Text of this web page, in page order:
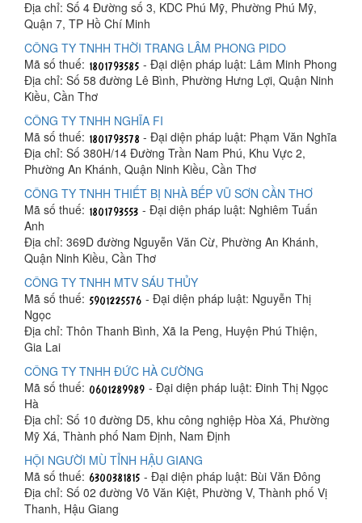
Địa chỉ: Số 4 Đường số 3, KDC Phú Mỹ, Phường Phú Mỹ,
Quận 7, TP Hồ Chí Minh
CÔNG TY TNHH THỜI TRANG LÂM PHONG PIDO
Mã số thuế:
- Đại diện pháp luật: Lâm Minh Phong
Địa chỉ: Số 58 đường Lê Bình, Phường Hưng Lợi, Quận Ninh
Kiều, Cần Thơ
CÔNG TY TNHH NGHĨA FI
Mã số thuế:
- Đại diện pháp luật: Phạm Văn Nghĩa
Địa chỉ: Số 380H/14 Đường Trần Nam Phú, Khu Vực 2,
Phường An Khánh, Quận Ninh Kiều, Cần Thơ
CÔNG TY TNHH THIẾT BỊ NHÀ BẾP VŨ SƠN CẦN THƠ
Mã số thuế:
- Đại diện pháp luật: Nghiêm Tuấn
Anh
Địa chỉ: 369D đường Nguyễn Văn Cừ, Phường An Khánh,
Quận Ninh Kiều, Cần Thơ
CÔNG TY TNHH MTV SÁU THỦY
Mã số thuế:
- Đại diện pháp luật: Nguyễn Thị
Ngọc
Địa chỉ: Thôn Thanh Bình, Xã Ia Peng, Huyện Phú Thiện,
Gia Lai
CÔNG TY TNHH ĐỨC HÀ CƯỜNG
Mã số thuế:
- Đại diện pháp luật: Đinh Thị Ngọc
Hà
Địa chỉ: Số 10 đường D5, khu công nghiệp Hòa Xá, Phường
Mỹ Xá, Thành phố Nam Định, Nam Định
HỘI NGƯỜI MÙ TỈNH HẬU GIANG
Mã số thuế:
- Đại diện pháp luật: Bùi Văn Đông
Địa chỉ: Số 02 đường Võ Văn Kiệt, Phường V, Thành phố Vị
Thanh, Hậu Giang